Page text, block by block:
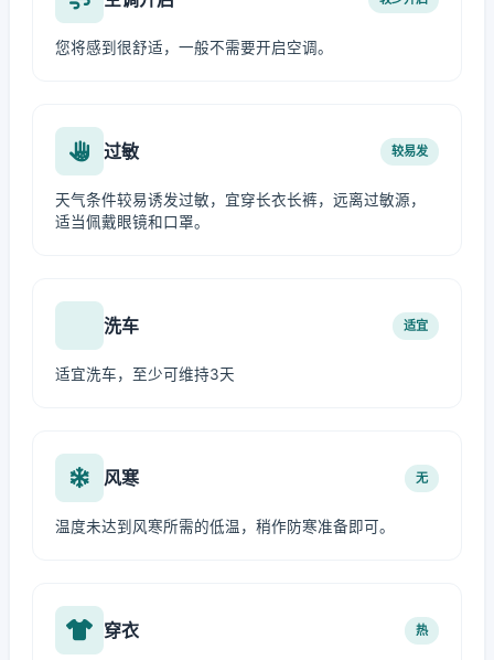
您将感到很舒适，一般不需要开启空调。
过敏 较易发
天气条件较易诱发过敏，宜穿长衣长裤，远离过敏源，
适当佩戴眼镜和口罩。
洗车 适宜
适宜洗车，至少可维持3天
风寒 无
温度未达到风寒所需的低温，稍作防寒准备即可。
穿衣 热